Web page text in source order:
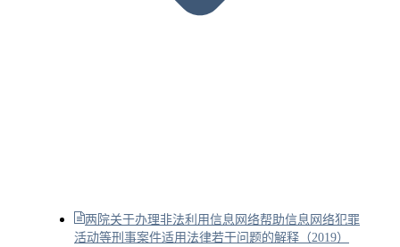
两院关于办理非法利用信息网络帮助信息网络犯罪
活动等刑事案件适用法律若干问题的解释（2019）